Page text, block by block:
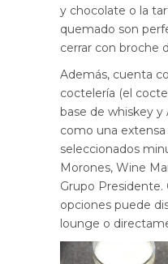
y chocolate o la
quemado son
cerrar con broche
Además, cuenta
coctelería (el
base de whiskey y
como una
seleccionados
Morones, Wine
Grupo Presidente.
opciones puede
lounge o